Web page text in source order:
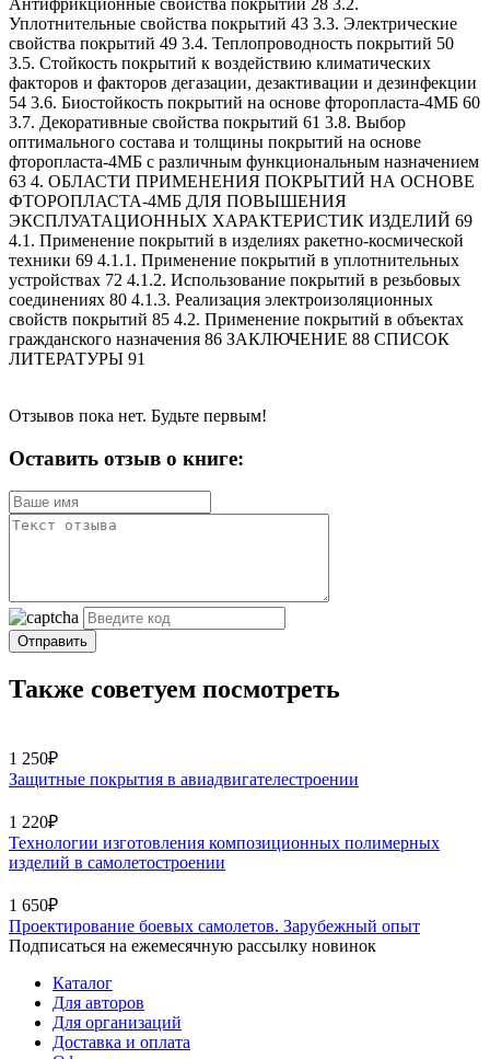
Уплотнительные свойства покрытий 43 3.3. Электрические
свойства покрытий 49 3.4. Теплопроводность покрытий 50
3.5. Стойкость покрытий к воздействию климатических
факторов и факторов дегазации, дезактивации и дезинфекции
54 3.6. Биостойкость покрытий на основе фторопласта-4МБ 60
3.7. Декоративные свойства покрытий 61 3.8. Выбор
оптимального состава и толщины покрытий на основе
фторопласта-4МБ с различным функциональным назначением
63 4. ОБЛАСТИ ПРИМЕНЕНИЯ ПОКРЫТИЙ НА ОСНОВЕ
ФТОРОПЛАСТА-4МБ ДЛЯ ПОВЫШЕНИЯ
ЭКСПЛУАТАЦИОННЫХ ХАРАКТЕРИСТИК ИЗДЕЛИЙ 69
4.1. Применение покрытий в изделиях ракетно-космической
техники 69 4.1.1. Применение покрытий в уплотнительных
устройствах 72 4.1.2. Использование покрытий в резьбовых
соединениях 80 4.1.3. Реализация электроизоляционных
свойств покрытий 85 4.2. Применение покрытий в объектах
гражданского назначения 86 ЗАКЛЮЧЕНИЕ 88 СПИСОК
ЛИТЕРАТУРЫ 91
Отзывов пока нет. Будьте первым!
Оставить отзыв о книге:
Отправить
Также советуем посмотреть
1 250₽
Защитные покрытия в авиадвигателестроении
1 220₽
Технологии изготовления композиционных полимерных
изделий в самолетостроении
1 650₽
Проектирование боевых самолетов. Зарубежный опыт
Подписаться на ежемесячную рассылку новинок
Каталог
Для авторов
Для организаций
Доставка и оплата